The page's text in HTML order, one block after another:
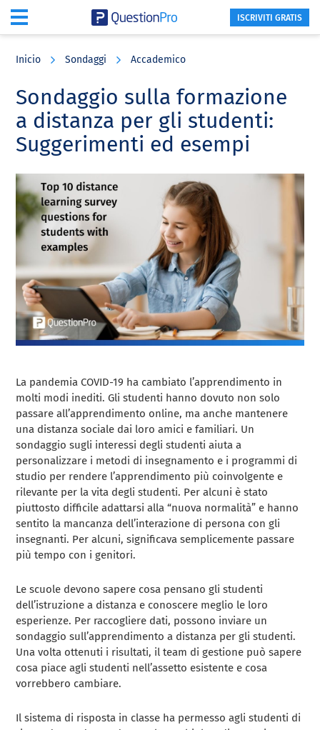
content
sidebar
ISCRIVITI GRATIS
Inicio Sondaggi Accademico
Sondaggio sulla formazione
a distanza per gli studenti:
Suggerimenti ed esempi
La pandemia COVID-19 ha cambiato l’apprendimento in
molti modi inediti. Gli studenti hanno dovuto non solo
passare all’apprendimento online, ma anche mantenere
una distanza sociale dai loro amici e familiari. Un
sondaggio sugli interessi degli studenti aiuta a
personalizzare i metodi di insegnamento e i programmi di
studio per rendere l’apprendimento più coinvolgente e
rilevante per la vita degli studenti. Per alcuni è stato
piuttosto difficile adattarsi alla “nuova normalità” e hanno
sentito la mancanza dell’interazione di persona con gli
insegnanti. Per alcuni, significava semplicemente passare
più tempo con i genitori.
Le scuole devono sapere cosa pensano gli studenti
dell’istruzione a distanza e conoscere meglio le loro
esperienze. Per raccogliere dati, possono inviare un
sondaggio sull’apprendimento a distanza per gli studenti.
Una volta ottenuti i risultati, il team di gestione può sapere
cosa piace agli studenti nell’assetto esistente e cosa
vorrebbero cambiare.
Il sistema di risposta in classe ha permesso agli studenti di